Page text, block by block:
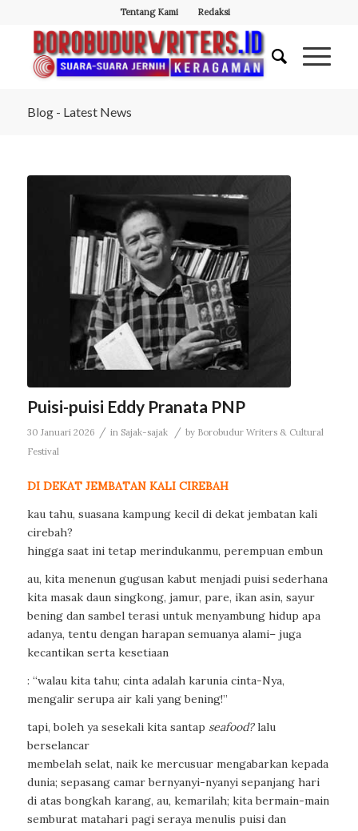
Tentang Kami Redaksi
Blog - Latest News
Puisi-puisi Eddy Pranata PNP
30 Januari 2026 / in Sajak-sajak / by Borobudur Writers & Cultural
Festival
DI DEKAT JEMBATAN KALI CIREBAH
kau tahu, suasana kampung kecil di dekat jembatan kali
cirebah?
hingga saat ini tetap merindukanmu, perempuan embun
au, kita menenun gugusan kabut menjadi puisi sederhana
kita masak daun singkong, jamur, pare, ikan asin, sayur
bening dan sambel terasi untuk menyambung hidup apa
adanya, tentu dengan harapan semuanya alami– juga
kecantikan serta kesetiaan
: “walau kita tahu; cinta adalah karunia cinta-Nya,
mengalir serupa air kali yang bening!”
tapi, boleh ya sesekali kita santap seafood?lalu
berselancar
membelah selat, naik ke mercusuar mengabarkan kepada
dunia; sepasang camar bernyanyi-nyanyi sepanjang hari
di atas bongkah karang, au, kemarilah; kita bermain-main
semburat matahari pagi seraya menulis puisi dan